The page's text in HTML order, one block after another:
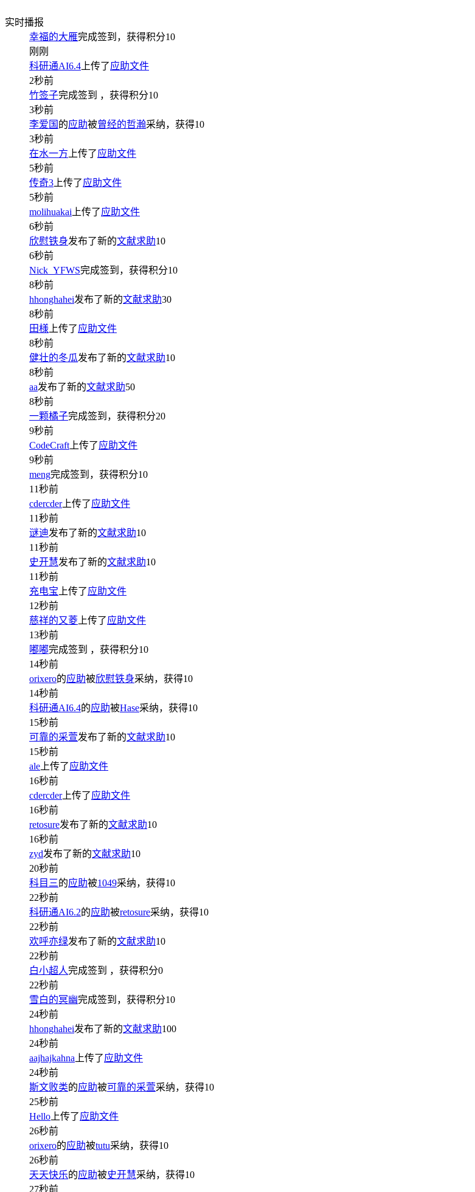
实时播报
幸福的大雁完成签到，获得积分10
刚刚
科研通AI6.4 上传了应助文件
2秒前
竹签子完成签到 ，获得积分10
3秒前
李爱国 的应助被曾经的哲瀚采纳，获得10
3秒前
在水一方 上传了应助文件
5秒前
传奇3 上传了应助文件
5秒前
molihuakai 上传了应助文件
6秒前
欣慰铁身发布了新的文献求助10
6秒前
Nick_YFWS完成签到，获得积分10
8秒前
hhonghahei发布了新的文献求助30
8秒前
田様 上传了应助文件
8秒前
健壮的冬瓜发布了新的文献求助10
8秒前
aa发布了新的文献求助50
8秒前
一颗橘子完成签到，获得积分20
9秒前
CodeCraft 上传了应助文件
9秒前
meng完成签到，获得积分10
11秒前
cdercder上传了应助文件
11秒前
谜迪发布了新的文献求助10
11秒前
史开慧发布了新的文献求助10
11秒前
充电宝 上传了应助文件
12秒前
慈祥的又菱 上传了应助文件
13秒前
嘟嘟完成签到 ，获得积分10
14秒前
orixero的应助被欣慰铁身采纳，获得10
14秒前
科研通AI6.4的应助被Hase采纳，获得10
15秒前
可靠的采萱发布了新的文献求助10
15秒前
ale 上传了应助文件
16秒前
cdercder上传了应助文件
16秒前
retosure发布了新的文献求助10
16秒前
zyd发布了新的文献求助10
20秒前
科目三的应助被1049采纳，获得10
22秒前
科研通AI6.2的应助被retosure采纳，获得10
22秒前
欢呼亦绿发布了新的文献求助10
22秒前
白小超人完成签到 ，获得积分0
22秒前
雪白的冥幽完成签到，获得积分10
24秒前
hhonghahei发布了新的文献求助100
24秒前
aajhajkahna 上传了应助文件
24秒前
斯文败类的应助被可靠的采萱采纳，获得10
25秒前
Hello 上传了应助文件
26秒前
orixero的应助被tutu采纳，获得10
26秒前
天天快乐的应助被史开慧采纳，获得10
27秒前